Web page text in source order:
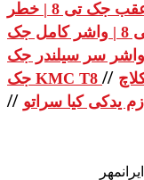
جک KMC T8 //
//